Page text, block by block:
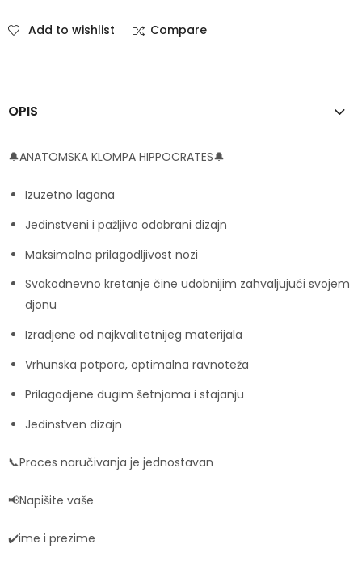
Add to wishlist Compare
OPIS
🔔ANATOMSKA KLOMPA HIPPOCRATES🔔
Izuzetno lagana
Jedinstveni i pažljivo odabrani dizajn
Maksimalna prilagodljivost nozi
Svakodnevno kretanje čine udobnijim zahvaljujući svojem
djonu
Izradjene od najkvalitetnijeg materijala
Vrhunska potpora, optimalna ravnoteža
Prilagodjene dugim šetnjama i stajanju
Jedinstven dizajn
📞Proces naručivanja je jednostavan
📢Napišite vaše
✔️ime i prezime